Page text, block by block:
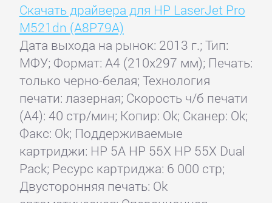
Скачать драйвера для HP LaserJet Pro
M521dn (A8P79A)
Дата выхода на рынок: 2013 г.; Тип:
МФУ; Формат: A4 (210x297 мм); Печать:
только черно-белая; Технология
печати: лазерная; Скорость ч/б печати
(А4): 40 стр/мин; Копир: Ok; Сканер: Ok;
Факс: Ok; Поддерживаемые
картриджи: HP 5A HP 55X HP 55X Dual
Pack; Ресурс картриджа: 6 000 стр;
Двусторонняя печать: Ok